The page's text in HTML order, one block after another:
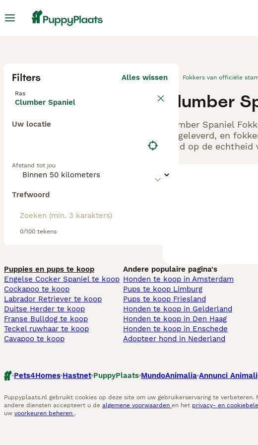
Filters Alles wissen
Ras
Clumber Spaniel
Uw locatie
Afstand tot jou
Trefwoord
0/100 tekens
Fokkers van officiële
Clumber
Clumber Spaniel
aangeleverd, en
altijd op de echtheid
Puppies en pups te koop
Engelse Cocker Spaniel te koop
Cockapoo te koop
Labrador Retriever te koop
Duitse Herder te koop
Franse Bulldog te koop
Teckel ruwhaar te koop
Cavapoo te koop
Andere populaire pagina's
Honden te koop in Amsterdam
Pups te koop Limburg​
Pups te koop Friesland​
Honden te koop in Gelderland
Honden te koop in Den Haag
Honden te koop in Enschede
Adopteer hond in Nederland
Pets4Homes Hastnet PuppyPlaats MundoAnimalia Annunci Animali
Puppyplaats.nl gebruikt cookies op deze site om uw gebruikerservaring te verbeteren.
andere diensten accepteert u de algemene voorwaarden en het privacy- en
uw voorkeuren beheren .